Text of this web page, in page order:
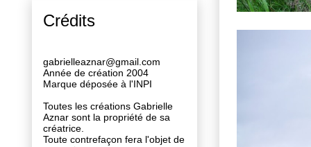
Crédits
gabrielleaznar@gmail.com
Année de création 2004
Marque déposée à l'INPI
Toutes les créations Gabrielle
Aznar sont la propriété de sa
créatrice.
Toute contrefaçon fera l'objet de